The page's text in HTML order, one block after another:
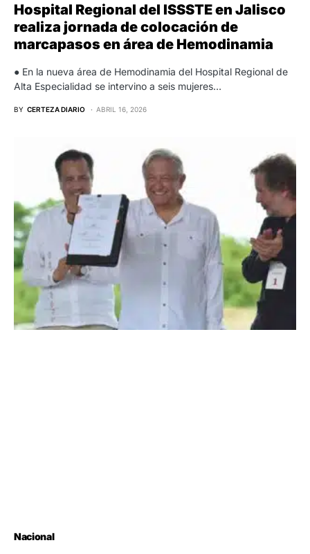
Hospital Regional del ISSSTE en Jalisco
realiza jornada de colocación de
marcapasos en área de Hemodinamia
● En la nueva área de Hemodinamia del Hospital Regional de
Alta Especialidad se intervino a seis mujeres…
BY CERTEZA DIARIO ABRIL 16, 2026
Nacional